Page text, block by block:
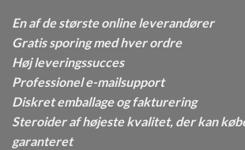
En af de største online leverandører
Gratis sporing med hver ordre
Høj leveringssucces
Professionel e-mailsupport
Diskret emballage og fakturering
Steroider af højeste kvalitet, der kan
garanteret